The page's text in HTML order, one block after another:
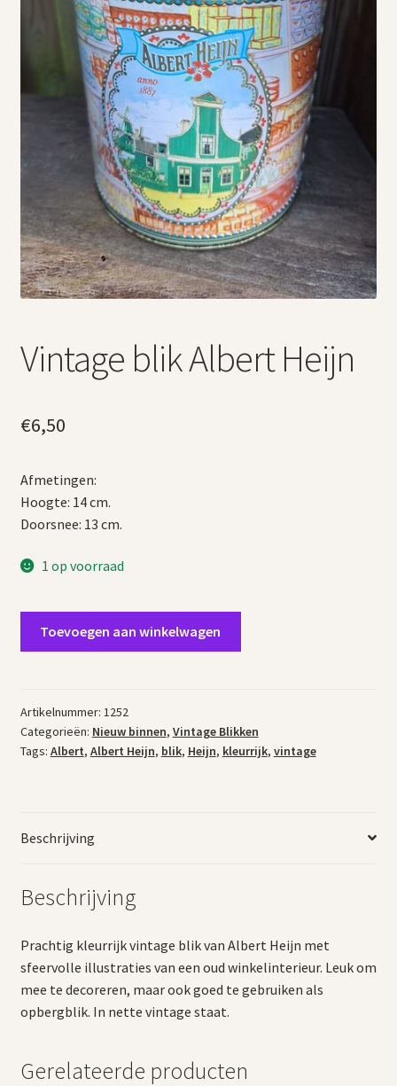
Vintage boeken en strips
Vintage blik Albert Heijn
€6,50
Afmetingen:
Hoogte: 14 cm.
Doorsnee: 13 cm.
1 op voorraad
aantal
Toevoegen aan winkelwagen
Artikelnummer: 1252
Categorieën: Nieuw binnen, Vintage Blikken
Tags: Albert, Albert Heijn, blik, Heijn, kleurrijk, vintage
Beschrijving
Beschrijving
Prachtig kleurrijk vintage blik van Albert Heijn met
sfeervolle illustraties van een oud winkelinterieur. Leuk om
mee te decoreren, maar ook goed te gebruiken als
opbergblik. In nette vintage staat.
Gerelateerde producten